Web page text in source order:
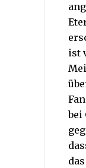
ist
bei